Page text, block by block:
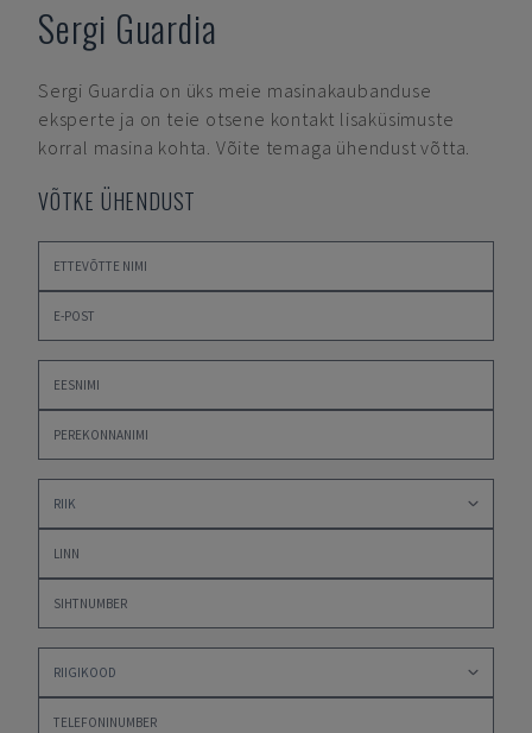
Sergi Guardia
Sergi Guardia on üks meie masinakaubanduse
eksperte ja on teie otsene kontakt lisaküsimuste
korral masina kohta. Võite temaga ühendust võtta.
VÕTKE ÜHENDUST